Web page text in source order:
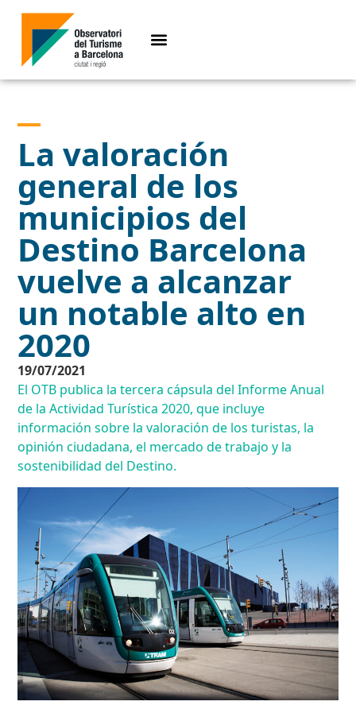
La valoración
general de los
municipios del
Destino Barcelona
vuelve a alcanzar
un notable alto en
2020
19/07/2021
El OTB publica la tercera cápsula del Informe Anual
de la Actividad Turística 2020, que incluye
información sobre la valoración de los turistas, la
opinión ciudadana, el mercado de trabajo y la
sostenibilidad del Destino.